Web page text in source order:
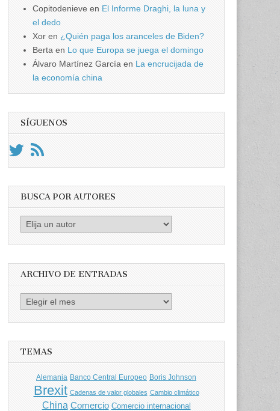
Copitodenieve en El Informe Draghi, la luna y
el dedo
Xor en ¿Quién paga los aranceles de Biden?
Berta en Lo que Europa se juega el domingo
Álvaro Martínez García en La encrucijada de
la economía china
SÍGUENOS
BUSCA POR AUTORES
Busca
por
ARCHIVO DE ENTRADAS
Archivo
TEMAS
Alemania Banco Central Europeo Boris Johnson
Brexit Cadenas de valor globales Cambio climático
China Comercio Comercio internacional